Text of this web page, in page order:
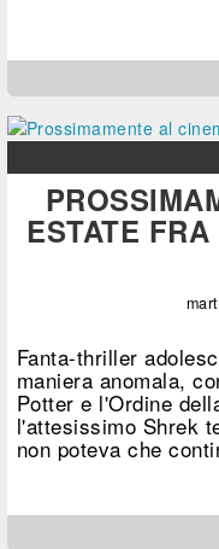
ESTATE
Fanta-thriller
maniera anomala,
Potter e l'Ordine
l'attesissimo Shrek
non poteva che